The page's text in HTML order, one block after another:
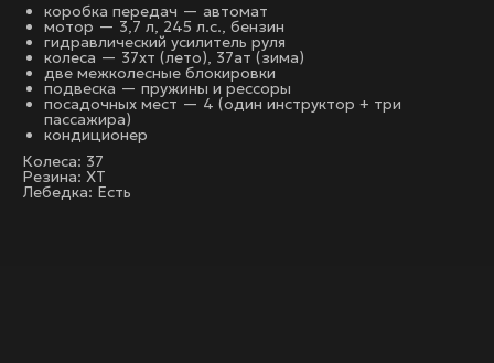
коробка передач — автомат
мотор — 3,7 л, 245 л.с., бензин
гидравлический усилитель руля
колеса — 37хт (лето), 37ат (зима)
две межколесные блокировки
подвеска — пружины и рессоры
посадочных мест — 4 (один инструктор + три
пассажира)
кондиционер
Колеса: 37
Резина: XT
Лебедка: Есть